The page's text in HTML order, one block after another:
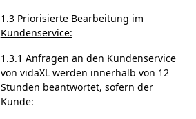
1.3 Priorisierte Bearbeitung im
Kundenservice:
1.3.1 Anfragen an den Kundenservice
von vidaXL werden innerhalb von 12
Stunden beantwortet, sofern der
Kunde: